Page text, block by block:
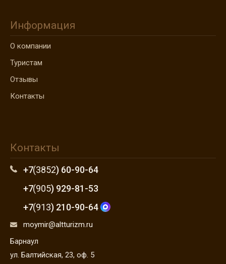
Информация
О компании
Туристам
Отзывы
Контакты
Контакты
+7(3852) 60-90-64
+7(905) 929-81-53
+7(913) 210-90-64
moymir@altturizm.ru
Барнаул
ул. Балтийская, 23, оф. 5